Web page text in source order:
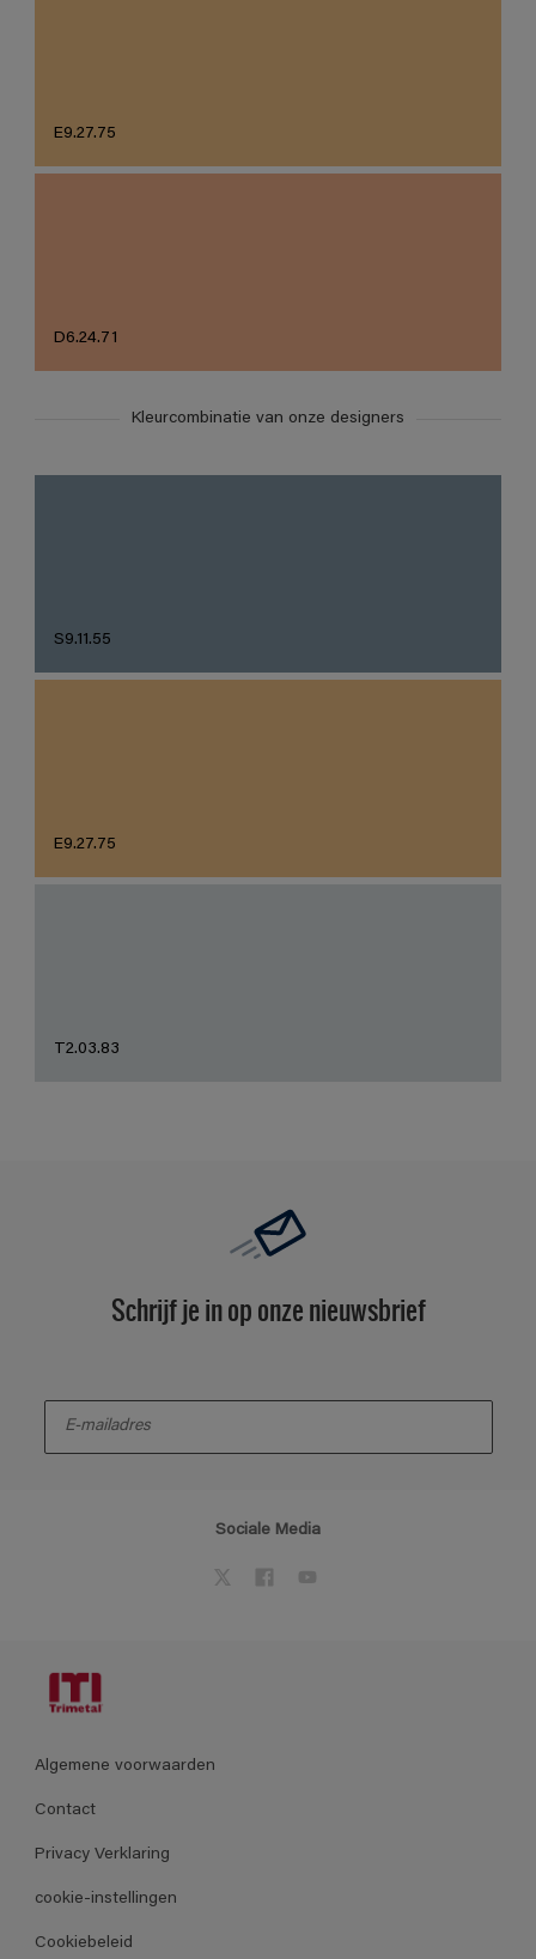
E9.27.75
D6.24.71
Kleurcombinatie van onze designers
S9.11.55
E9.27.75
T2.03.83
Schrijf je in op onze nieuwsbrief
Sociale Media
Algemene voorwaarden
Contact
Privacy Verklaring
cookie-instellingen
Cookiebeleid